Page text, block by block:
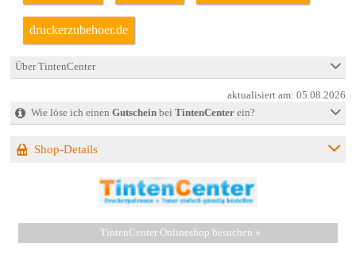
druckerzubehoer.de
Über TintenCenter
aktualisiert am:05.08.2026
Wie löse ich einen Gutscheinbei TintenCenterein?
Shop-Details
TintenCenter Onlineshop besuchen »